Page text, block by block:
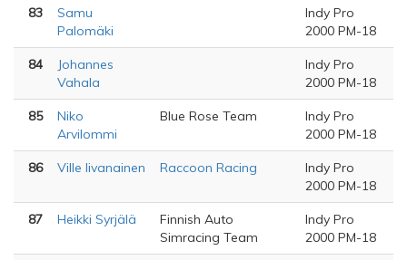
83
Samu
Palomäki
Indy Pro
2000 PM-18
84
Johannes
Vahala
Indy Pro
2000 PM-18
85
Niko
Arvilommi
Blue Rose Team
Indy Pro
2000 PM-18
86 Ville Iivanainen Raccoon Racing
Indy Pro
2000 PM-18
87 Heikki Syrjälä
Finnish Auto
Simracing Team
Indy Pro
2000 PM-18